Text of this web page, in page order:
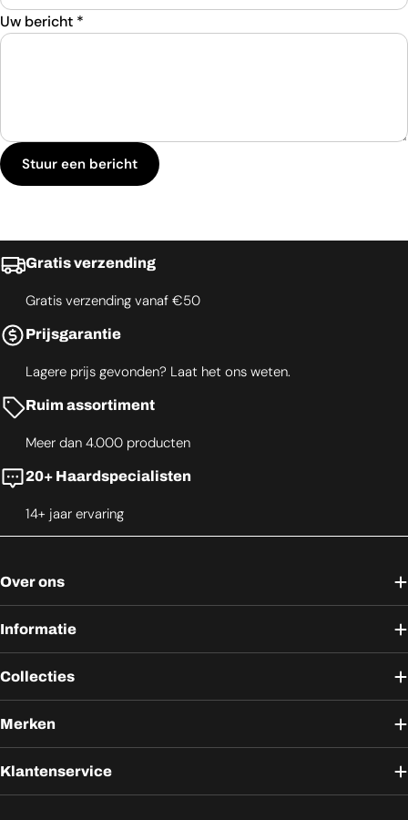
Uw bericht *
Stuur een bericht
Gratis verzending
Gratis verzending vanaf €50
Prijsgarantie
Lagere prijs gevonden? Laat het ons weten.
Ruim assortiment
Meer dan 4.000 producten
20+ Haardspecialisten
14+ jaar ervaring
Over ons
Informatie
Collecties
Merken
Klantenservice